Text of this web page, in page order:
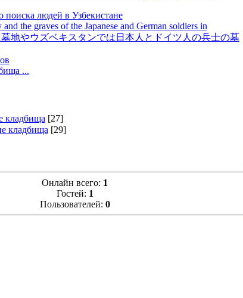
поиска людей в Узбекистане
the graves of the Japanese and German soldiers in
墓地やウズベキスタンでは日本人とドイツ人の兵士の墓
...
кладбища [27]
кладбища [29]
Онлайн всего: 1
Гостей: 1
Пользователей: 0